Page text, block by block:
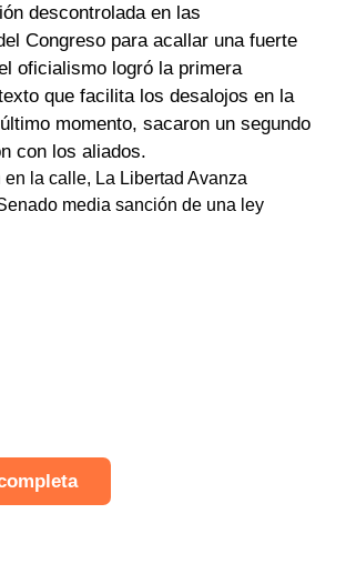
descontrolada en las
Congreso para acallar una fuerte
oficialismo logró la primera
que facilita los desalojos en la
momento, sacaron un segundo
con los aliados.